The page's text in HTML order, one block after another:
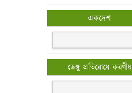
একদেশ
ডেঙ্গু প্রতিরোধে করণীয়